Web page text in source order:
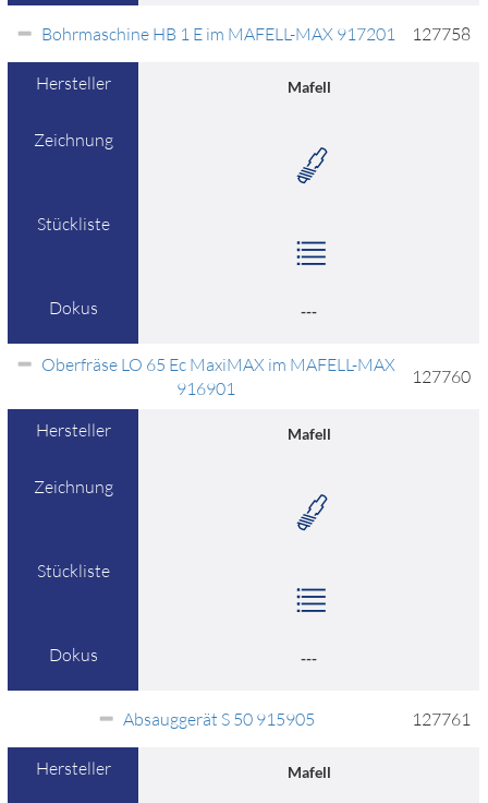
Bohrmaschine HB 1 E im MAFELL-MAX 917201 127758
Hersteller Mafell
Zeichnung
Stückliste
Dokus ---
Oberfräse LO 65 Ec MaxiMAX im MAFELL-MAX
916901
127760
Hersteller Mafell
Zeichnung
Stückliste
Dokus ---
Absauggerät S 50 915905 127761
Hersteller Mafell